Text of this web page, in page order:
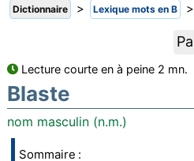
Dictionnaire > Lexique mots en B >
Lecture courte en à peine 2 mn.
Blaste
nom masculin (n.m.)
Sommaire :